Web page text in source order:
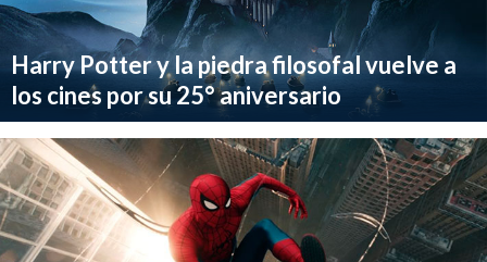
Harry Potter y la piedra filosofal vuelve a
los cines por su 25° aniversario